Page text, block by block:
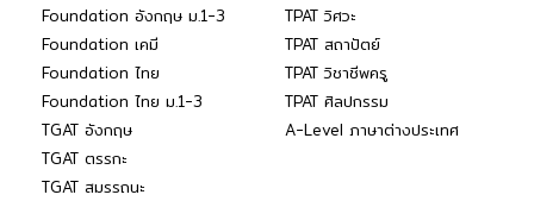
Foundation อังกฤษ ม.1-3
Foundation เคมี
Foundation ไทย
Foundation ไทย ม.1-3
TGAT อังกฤษ
TGAT ตรรกะ
TGAT สมรรถนะ
TPAT วิศวะ
TPAT สถาปัตย์
TPAT วิชาชีพครู
TPAT ศิลปกรรม
A-Level ภาษาต่างประเทศ